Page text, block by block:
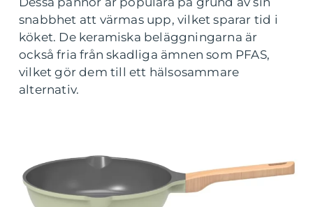
snabbhet att värmas upp, vilket sparar tid i
köket. De keramiska beläggningarna är
också fria från skadliga ämnen som PFAS,
vilket gör dem till ett hälsosammare
alternativ.